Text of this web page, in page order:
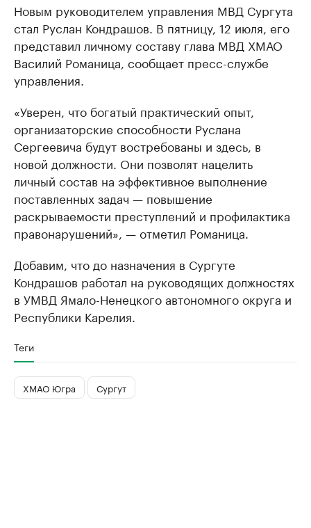
Новым руководителем управления МВД Сургута
стал Руслан Кондрашов. В пятницу, 12 июля, его
представил личному составу глава МВД ХМАО
Василий Романица, сообщает пресс-службе
управления.
«Уверен, что богатый практический опыт,
организаторские способности Руслана
Сергеевича будут востребованы и здесь, в
новой должности. Они позволят нацелить
личный состав на эффективное выполнение
поставленных задач — повышение
раскрываемости преступлений и профилактика
правонарушений», — отметил Романица.
Добавим, что до назначения в Сургуте
Кондрашов работал на руководящих должностях
в УМВД Ямало-Ненецкого автономного округа и
Республики Карелия.
Теги
ХМАО Югра Сургут